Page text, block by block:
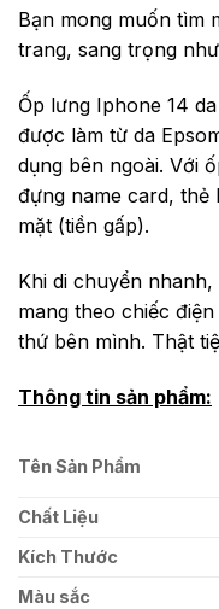
Bạn mong muốn tìm
trang, sang trọng
Ốp lưng Iphone 14
được làm từ da
dụng bên ngoài. Với
đựng name card, thẻ
mặt (tiền gấp).
Khi di chuyển
mang theo chiếc
thứ bên mình. Thật
Thông tin sản phẩm:
Tên Sản Phẩm
Chất Liệu
Kích Thước
Màu sắc